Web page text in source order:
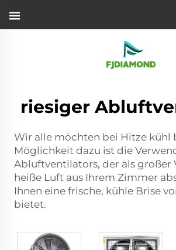
riesiger
Wir alle möchten bei Hitze kühl
Möglichkeit dazu ist die
Abluftventilators, der als großer
heiße Luft aus Ihrem Zimmer
Ihnen eine frische, kühle Brise
bietet.